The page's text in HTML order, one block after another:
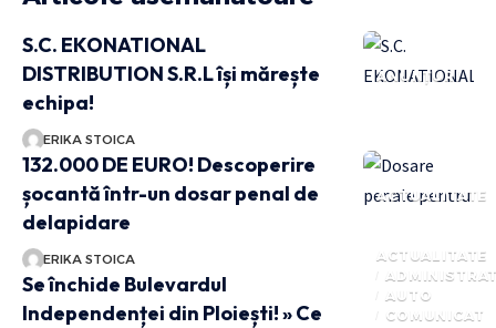
ANUNȚURI
S.C. EKONATIONAL
DISTRIBUTION S.R.L își mărește
echipa!
ERIKA STOICA
ACTUALITATE
132.000 DE EURO! Descoperire
șocantă într-un dosar penal de
delapidare
ERIKA STOICA
ACTUALITATE
AUTO
COMUNICAT
Se închide Bulevardul
Independenței din Ploiești! » Ce